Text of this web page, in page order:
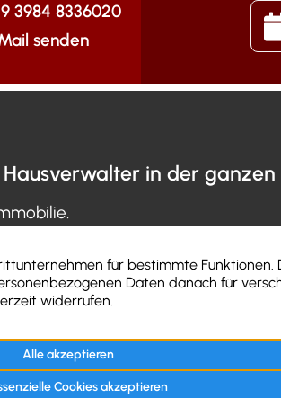
3984 8336020
senden
in der
Suchauftrag
Mietverwaltung
WEG-Verwaltung
Immobilien-Ratgeber